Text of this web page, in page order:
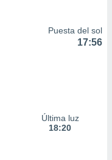
Puesta del sol
17:56
Última luz
18:20